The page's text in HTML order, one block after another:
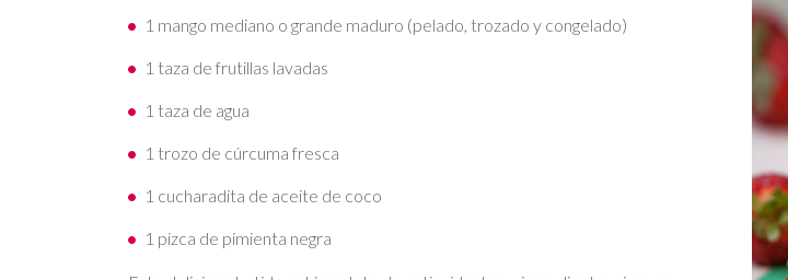
1 mango mediano o grande maduro (pelado, trozado y congelado)
1 taza de frutillas lavadas
1 taza de agua
1 trozo de cúrcuma fresca
1 cucharadita de aceite de coco
1 pizca de pimienta negra